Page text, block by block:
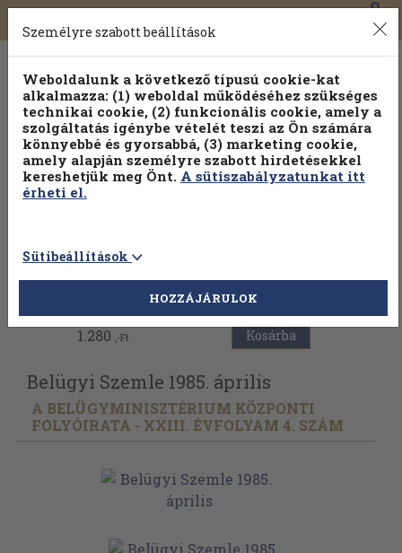
Toggle
navigation
0
Vissza az előző oldalra
1.280 ,-Ft Kosárba
Belügyi Szemle 1985. április
A BELÜGYMINISZTÉRIUM KÖZPONTI
FOLYÓIRATA - XXIII. ÉVFOLYAM 4. SZÁM
Személyre szabott beállítások
Weboldalunk a következő típusú cookie-kat
alkalmazza: (1) weboldal működéséhez szükséges
technikai cookie, (2) funkcionális cookie, amely a
szolgáltatás igénybe vételét teszi az Ön számára
könnyebbé és gyorsabbá, (3) marketing cookie,
amely alapján személyre szabott hirdetésekkel
kereshetjük meg Önt. A sütiszabályzatunkat itt
érheti el.
Sütibeállítások
HOZZÁJÁRULOK